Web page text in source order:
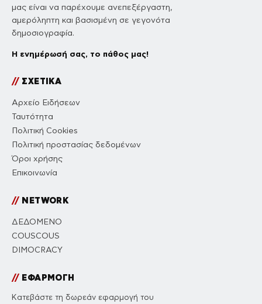
μας είναι να παρέχουμε ανεπεξέργαστη,
αμερόληπτη και βασισμένη σε γεγονότα
δημοσιογραφία.
Η ενημέρωσή σας, το πάθος μας!
//ΣΧΕΤΙΚΑ
Αρχείο Ειδήσεων
Ταυτότητα
Πολιτική Cookies
Πολιτική προστασίας δεδομένων
Όροι χρήσης
Επικοινωνία
//NETWORK
ΔΕΔΟΜΕΝΟ
COUSCOUS
DIMOCRACY
//ΕΦΑΡΜΟΓΗ
Κατεβάστε τη δωρεάν εφαρμογή του